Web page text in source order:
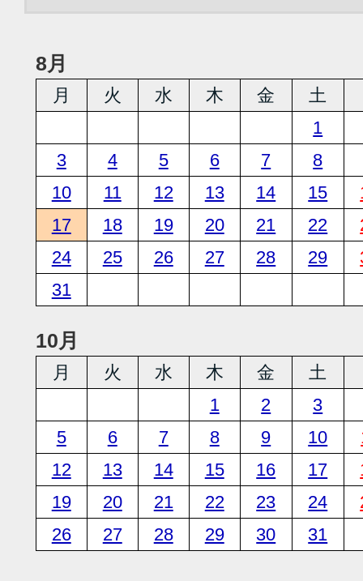
8月
月 火 水 木 金 土
1
3
4 5 6 7
8
10
11 12 13 14 15
17
18 19 20 21 22
24
25 26 27 28 29
31
10月
月 火 水 木 金 土
1
2
3
5
6 7 8 9 10
12
13 14 15 16 17
19
20 21 22 23 24
26
27 28 29 30 31